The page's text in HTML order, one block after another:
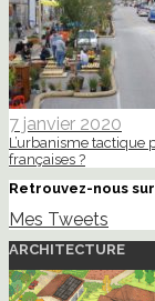
7 janvier 2020
L’urbanisme tactique
françaises ?
Retrouvez-nous
Mes Tweets
ARCHITECTURE